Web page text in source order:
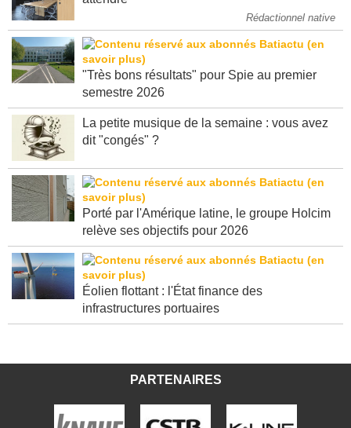
Rédactionnel native
"Très bons résultats" pour Spie au premier
La petite musique de la semaine : vous avez
Porté par l'Amérique latine, le groupe Holcim
Éolien flottant : l'État finance des